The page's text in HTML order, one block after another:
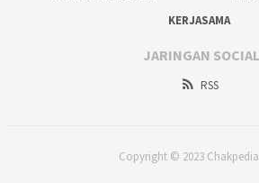
KERJASAMA
JARINGAN SOCIAL
RSS
Copyright © 2023